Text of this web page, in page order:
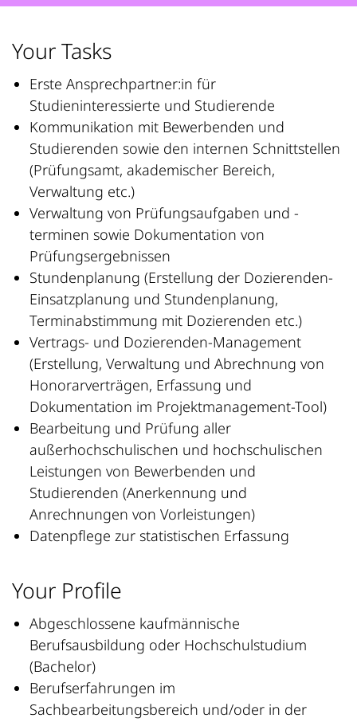
Your Tasks
Erste Ansprechpartner:in für
Studieninteressierte und Studierende
Kommunikation mit Bewerbenden und
Studierenden sowie den internen Schnittstellen
(Prüfungsamt, akademischer Bereich,
Verwaltung etc.)
Verwaltung von Prüfungsaufgaben und -
terminen sowie Dokumentation von
Prüfungsergebnissen
Stundenplanung (Erstellung der Dozierenden-
Einsatzplanung und Stundenplanung,
Terminabstimmung mit Dozierenden etc.)
Vertrags- und Dozierenden-Management
(Erstellung, Verwaltung und Abrechnung von
Honorarverträgen, Erfassung und
Dokumentation im Projektmanagement-Tool)
Bearbeitung und Prüfung aller
außerhochschulischen und hochschulischen
Leistungen von Bewerbenden und
Studierenden (Anerkennung und
Anrechnungen von Vorleistungen)
Datenpflege zur statistischen Erfassung
Your Profile
Abgeschlossene kaufmännische
Berufsausbildung oder Hochschulstudium
(Bachelor)
Berufserfahrungen im
Sachbearbeitungsbereich und/oder in der